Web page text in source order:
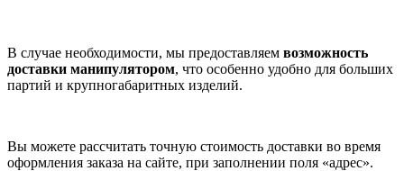
В случае необходимости, мы предоставляем возможность
доставки манипулятором, что особенно удобно для больших
партий и крупногабаритных изделий.
Вы можете рассчитать точную стоимость доставки во время
оформления заказа на сайте, при заполнении поля «адрес».